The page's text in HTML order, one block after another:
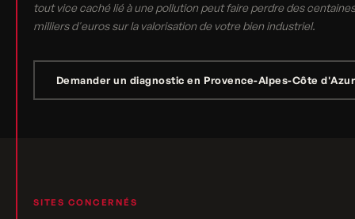
tout vice caché lié à une pollution peut faire perdre des
milliers d'euros sur la valorisation de votre bien industriel.
Demander un diagnostic en Provence-Alpes-Côte d'Azur
SITES CONCERNÉS